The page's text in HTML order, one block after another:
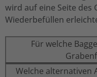
wird auf eine Seite des
Wiederbefüllen
Für welche
Welche alternativen